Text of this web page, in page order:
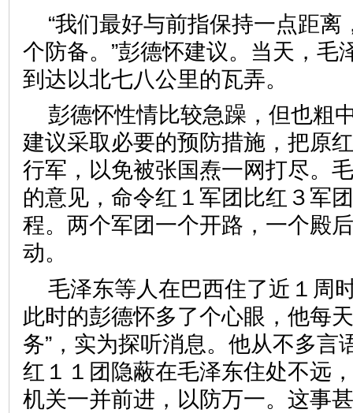
“我们最好与前指保持一点距
个防备。”彭德怀建议。当天，毛
到达以北七八公里的瓦弄。
彭德怀性情比较急躁，但也粗
建议采取必要的预防措施，把原
行军，以免被张国焘一网打尽。
的意见，命令红１军团比红３军
程。两个军团一个开路，一个殿
动。
毛泽东等人在巴西住了近１周
此时的彭德怀多了个心眼，他每
务”，实为探听消息。他从不多言
红１１团隐蔽在毛泽东住处不远
机关一并前进，以防万一。这事